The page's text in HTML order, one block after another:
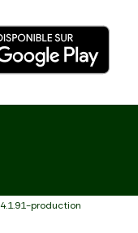
4.1.91-production